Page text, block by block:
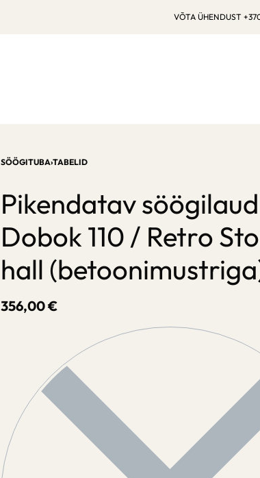
VÕTA ÜHENDUST
SÖÖGITUBA›TABELID
Pikendatav söögilaud
Dobok 110 / Retro
hall
356,00€